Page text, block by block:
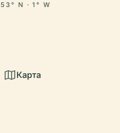
53° N · 1° W
Карта